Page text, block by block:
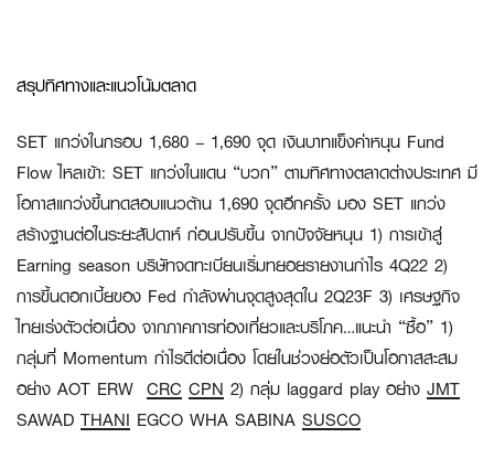
สรุปทิศทางและแนวโน้มตลาด
SET แกว่งในกรอบ 1,680 – 1,690 จุด เงินบาทแข็งค่าหนุน Fund
Flow ไหลเข้า: SET แกว่งในแดน “บวก” ตามทิศทางตลาดต่างประเทศ มี
โอกาสแกว่งขึ้นทดสอบแนวต้าน 1,690 จุดอีกครั้ง มอง SET แกว่ง
สร้างฐานต่อในระยะสัปดาห์ ก่อนปรับขึ้น จากปัจจัยหนุน 1) การเข้าสู่
Earning season บริษัทจดทะเบียนเริ่มทยอยรายงานกำไร 4Q22 2)
การขึ้นดอกเบี้ยของ Fed กำลังผ่านจุดสูงสุดใน 2Q23F 3) เศรษฐกิจ
ไทยเร่งตัวต่อเนื่อง จากภาคการท่องเที่ยวและบริโภค…แนะนำ “ซื้อ” 1)
กลุ่มที่ Momentum กำไรดีต่อเนื่อง โดยในช่วงย่อตัวเป็นโอกาสสะสม
อย่าง AOT ERW CRC CPN 2) กลุ่ม laggard play อย่าง JMT
SAWAD THANI EGCO WHA SABINA SUSCO